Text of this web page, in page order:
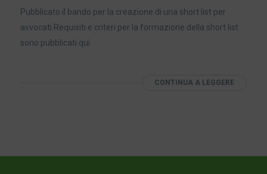
Pubblicato il bando per la creazione di una short list per
avvocati Requisiti e criteri per la formazione della short list
sono pubblicati qui
CONTINUA A LEGGERE